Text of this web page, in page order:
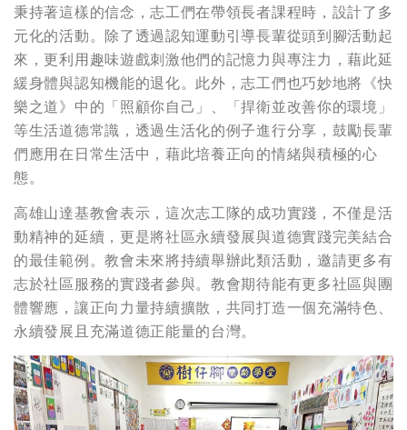
秉持著這樣的信念，志工們在帶領長者課程時，設計了多
元化的活動。除了透過認知運動引導長輩從頭到腳活動起
來，更利用趣味遊戲刺激他們的記憶力與專注力，藉此延
緩身體與認知機能的退化。此外，志工們也巧妙地將《快
樂之道》中的「照顧你自己」、「捍衛並改善你的環境」
等生活道德常識，透過生活化的例子進行分享，鼓勵長輩
們應用在日常生活中，藉此培養正向的情緒與積極的心
態。
高雄山達基教會表示，這次志工隊的成功實踐，不僅是活
動精神的延續，更是將社區永續發展與道德實踐完美結合
的最佳範例。教會未來將持續舉辦此類活動，邀請更多有
志於社區服務的實踐者參與。教會期待能有更多社區與團
體響應，讓正向力量持續擴散，共同打造一個充滿特色、
永續發展且充滿道德正能量的台灣。